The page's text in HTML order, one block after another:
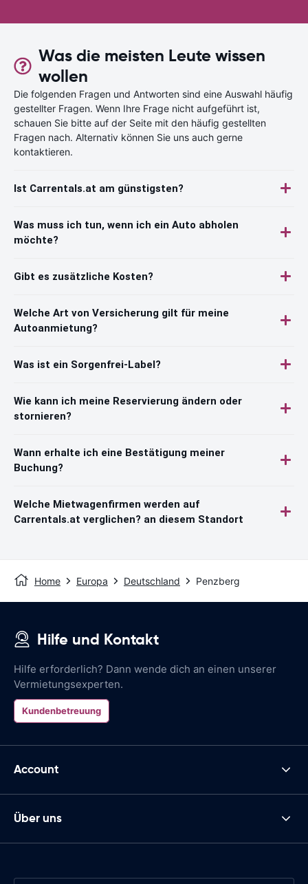
Was die meisten Leute wissen
wollen
Die folgenden Fragen und Antworten sind eine Auswahl häufig
gestellter Fragen. Wenn Ihre Frage nicht aufgeführt ist,
schauen Sie bitte auf der Seite mit den häufig gestellten
Fragen nach. Alternativ können Sie uns auch gerne
kontaktieren.
Ist Carrentals.at am günstigsten?
Was muss ich tun, wenn ich ein Auto abholen
möchte?
Gibt es zusätzliche Kosten?
Welche Art von Versicherung gilt für meine
Autoanmietung?
Was ist ein Sorgenfrei-Label?
Wie kann ich meine Reservierung ändern oder
stornieren?
Wann erhalte ich eine Bestätigung meiner
Buchung?
Welche Mietwagenfirmen werden auf
Carrentals.at verglichen? an diesem Standort
Home Europa Deutschland Penzberg
Hilfe und Kontakt
Hilfe erforderlich? Dann wende dich an einen unserer
Vermietungsexperten.
Kundenbetreuung
Account
Über uns